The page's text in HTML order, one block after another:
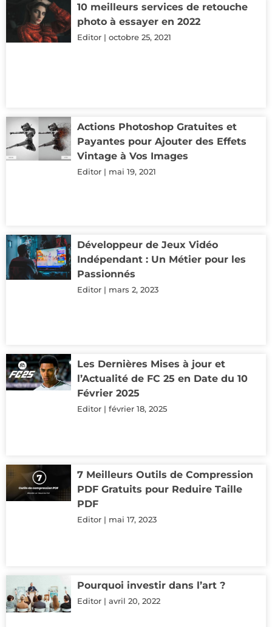
10 meilleurs services de retouche
photo à essayer en 2022
Editor octobre 25, 2021
Actions Photoshop Gratuites et
Payantes pour Ajouter des Effets
Vintage à Vos Images
Editor mai 19, 2021
Développeur de Jeux Vidéo
Indépendant : Un Métier pour les
Passionnés
Editor mars 2, 2023
Les Dernières Mises à jour et
l’Actualité de FC 25 en Date du 10
Février 2025
Editor février 18, 2025
7 Meilleurs Outils de Compression
PDF Gratuits pour Reduire Taille
PDF
Editor mai 17, 2023
Pourquoi investir dans l’art ?
Editor avril 20, 2022